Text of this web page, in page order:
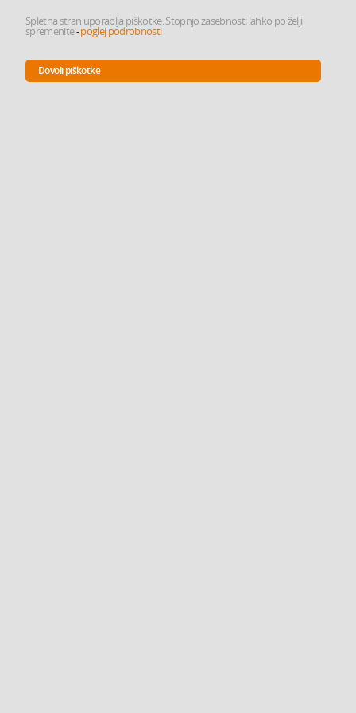
Spletna stran uporablja piškotke. Stopnjo zasebnosti lahko po želji
spremenite-poglej podrobnosti
Dovoli piškotke